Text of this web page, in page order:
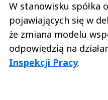
W stanowisku spółka
pojawiających się w
że zmiana modelu
odpowiedzią na
Inspekcji Pracy.